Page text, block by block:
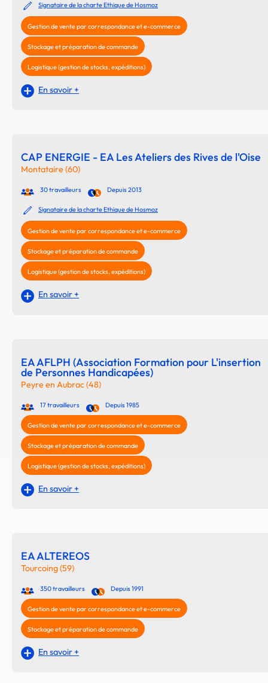
Signataire de la charte Ethique de Hosmoz
Gestion de vente par correspondance et e-commerce
Stockage et préparation de commande
Logistique (gestion de stocks, expéditions)
En savoir +
CAP ENERGIE - EA Les Ateliers des Rives de l'Oise
Montataire (60)
30 travailleurs Depuis 2013
Signataire de la charte Ethique de Hosmoz
Gestion de vente par correspondance et e-commerce
Stockage et préparation de commande
Logistique (gestion de stocks, expéditions)
En savoir +
EA AFLPH (Association Formation pour L'insertion
de Personnes Handicapées)
Peyre en Aubrac (48)
17 travailleurs Depuis 1985
Gestion de vente par correspondance et e-commerce
Stockage et préparation de commande
Logistique (gestion de stocks, expéditions)
En savoir +
EA ALTEREOS
Tourcoing (59)
350 travailleurs Depuis 1991
Gestion de vente par correspondance et e-commerce
Stockage et préparation de commande
En savoir +